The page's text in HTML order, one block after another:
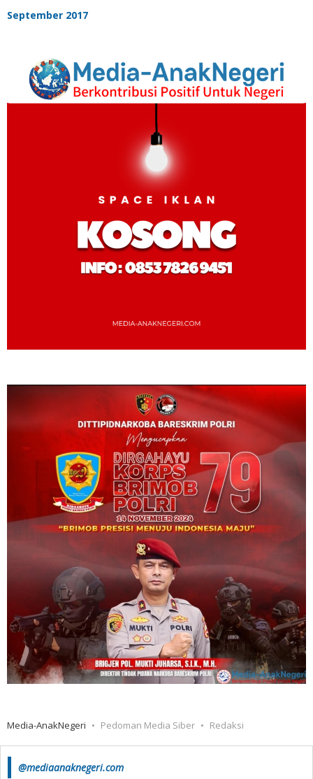
September 2017
Media-AnakNegeri Pedoman Media Siber Redaksi
@mediaanaknegeri.com